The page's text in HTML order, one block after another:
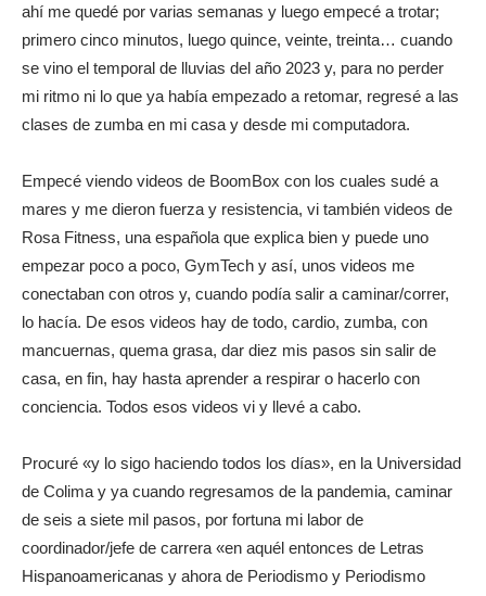
ahí me quedé por varias semanas y luego empecé a trotar;
primero cinco minutos, luego quince, veinte, treinta… cuando
se vino el temporal de lluvias del año 2023 y, para no perder
mi ritmo ni lo que ya había empezado a retomar, regresé a las
clases de zumba en mi casa y desde mi computadora.
Empecé viendo videos de BoomBox con los cuales sudé a
mares y me dieron fuerza y resistencia, vi también videos de
Rosa Fitness, una española que explica bien y puede uno
empezar poco a poco, GymTech y así, unos videos me
conectaban con otros y, cuando podía salir a caminar/correr,
lo hacía. De esos videos hay de todo, cardio, zumba, con
mancuernas, quema grasa, dar diez mis pasos sin salir de
casa, en fin, hay hasta aprender a respirar o hacerlo con
conciencia. Todos esos videos vi y llevé a cabo.
Procuré «y lo sigo haciendo todos los días», en la Universidad
de Colima y ya cuando regresamos de la pandemia, caminar
de seis a siete mil pasos, por fortuna mi labor de
coordinador/jefe de carrera «en aquél entonces de Letras
Hispanoamericanas y ahora de Periodismo y Periodismo